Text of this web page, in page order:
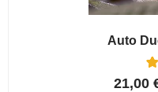
Auto
4
21,00